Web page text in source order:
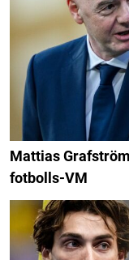
Mattias
fotbolls-VM